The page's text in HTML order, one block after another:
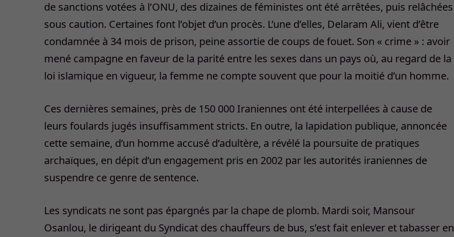
de sanctions votées à l’ONU, des dizaines de féministes ont été arrêtées, puis relâchées
sous caution. Certaines font l’objet d’un procès. L’une d’elles, Delaram Ali, vient d’être
condamnée à 34 mois de prison, peine assortie de coups de fouet. Son « crime » : avoir
mené campagne en faveur de la parité entre les sexes dans un pays où, au regard de la
loi islamique en vigueur, la femme ne compte souvent que pour la moitié d’un homme.
Ces dernières semaines, près de 150 000 Iraniennes ont été interpellées à cause de
leurs foulards jugés insuffisamment stricts. En outre, la lapidation publique, annoncée
cette semaine, d’un homme accusé d’adultère, a révélé la poursuite de pratiques
archaïques, en dépit d’un engagement pris en 2002 par les autorités iraniennes de
suspendre ce genre de sentence.
Les syndicats ne sont pas épargnés par la chape de plomb. Mardi soir, Mansour
Osanlou, le dirigeant du Syndicat des chauffeurs de bus, s’est fait enlever et tabasser en